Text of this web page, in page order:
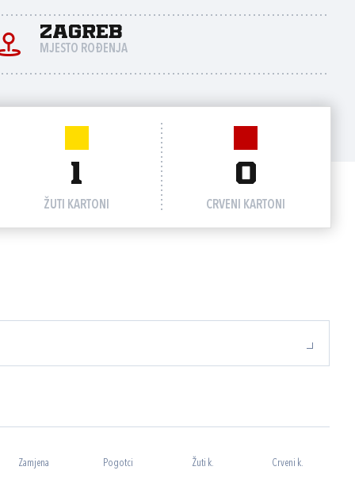
Zagreb
MJESTO ROĐENJA
1
ŽUTI KARTONI
0
CRVENI KARTONI
Zamjena Pogotci Žuti k. Crveni k.